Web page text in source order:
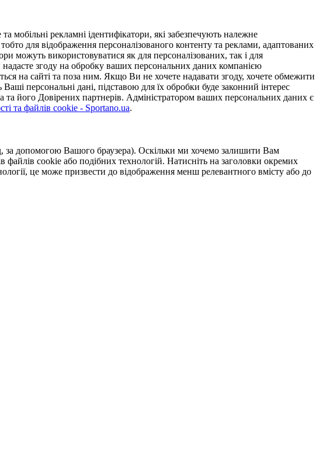
рекламні ідентифікатори, які забезпечують належне
для відображення персоналізованого контенту та реклами, адаптованих
можуть використовуватися як для персоналізованих, так і для
згоду на обробку ваших персональних даних компанією
на сайті та поза ним. Якщо Ви не хочете надавати згоду, хочете обмежити
персональні дані, підставою для їх обробки буде законний інтерес
та його Довірених партнерів. Адміністратором ваших персональних даних є
та файлів cookie - Sportano.ua.
за допомогою Вашого браузера). Оскільки ми хочемо залишити Вам
cookie або подібних технологій. Натисніть на заголовки окремих
це може призвести до відображення менш релевантного вмісту або до